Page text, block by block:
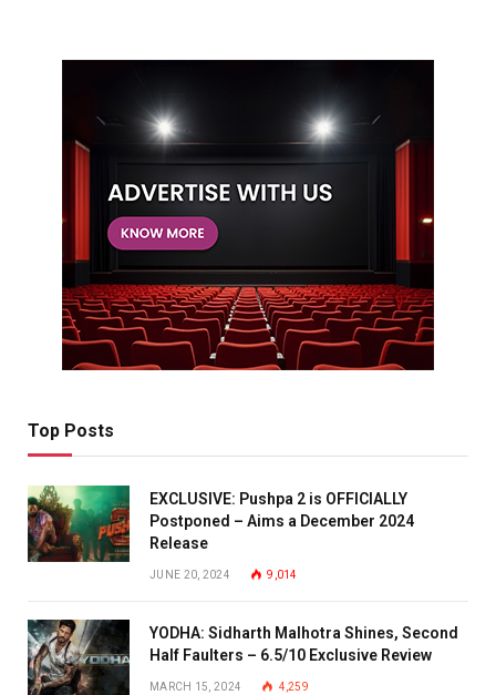
Top Posts
EXCLUSIVE: Pushpa 2 is OFFICIALLY
Postponed – Aims a December 2024
Release
JUNE 20, 2024 9,014
YODHA: Sidharth Malhotra Shines, Second
Half Faulters – 6.5/10 Exclusive Review
MARCH 15, 2024 4,259